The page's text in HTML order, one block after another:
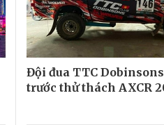
Đội đua TTC
trước thử thách AXCR